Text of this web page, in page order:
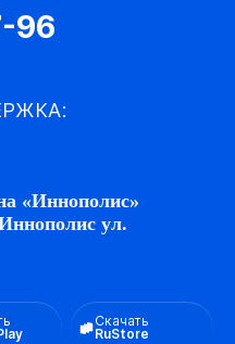
96
«Иннополис»
ул.
Скачать
RuStore